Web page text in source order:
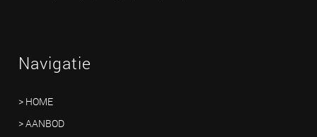
Navigatie
> HOME
> AANBOD